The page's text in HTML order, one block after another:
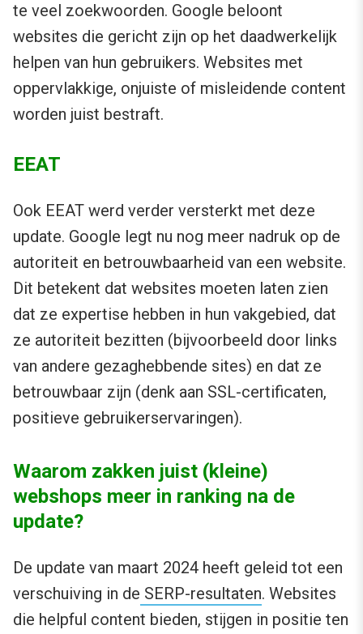
te veel zoekwoorden. Google beloont
websites die gericht zijn op het daadwerkelijk
helpen van hun gebruikers. Websites met
oppervlakkige, onjuiste of misleidende content
worden juist bestraft.
EEAT
Ook EEAT werd verder versterkt met deze
update. Google legt nu nog meer nadruk op de
autoriteit en betrouwbaarheid van een website.
Dit betekent dat websites moeten laten zien
dat ze expertise hebben in hun vakgebied, dat
ze autoriteit bezitten (bijvoorbeeld door links
van andere gezaghebbende sites) en dat ze
betrouwbaar zijn (denk aan SSL-certificaten,
positieve gebruikerservaringen).
Waarom zakken juist (kleine)
webshops meer in ranking na de
update?
De update van maart 2024 heeft geleid tot een
verschuiving in de SERP-resultaten. Websites
die helpful content bieden, stijgen in positie ten